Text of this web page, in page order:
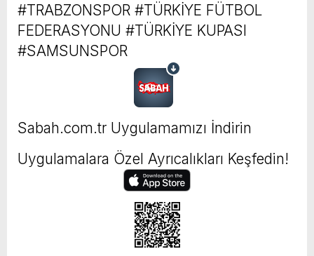
#TRABZONSPOR #TÜRKİYE FÜTBOL
FEDERASYONU #TÜRKİYE KUPASI
#SAMSUNSPOR
Sabah.com.tr Uygulamamızı İndirin
Uygulamalara Özel Ayrıcalıkları Keşfedin!